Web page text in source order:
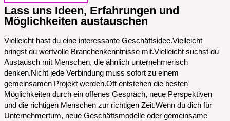
Lass uns Ideen, Erfahrungen und
Möglichkeiten austauschen
Vielleicht hast du eine interessante Geschäftsidee.Vielleicht
bringst du wertvolle Branchenkenntnisse mit.Vielleicht suchst du
Austausch mit Menschen, die ähnlich unternehmerisch
denken.Nicht jede Verbindung muss sofort zu einem
gemeinsamen Projekt werden.Oft entstehen die besten
Möglichkeiten durch ein offenes Gespräch, neue Perspektiven
und die richtigen Menschen zur richtigen Zeit.Wenn du dich für
Unternehmertum, neue Geschäftsmodelle oder gemeinsame